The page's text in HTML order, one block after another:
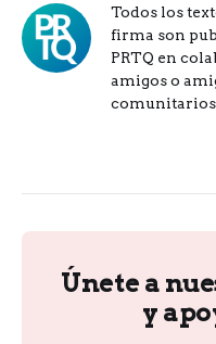
Todos los
firma son
PRTQ en
amigos o
Únete a
y